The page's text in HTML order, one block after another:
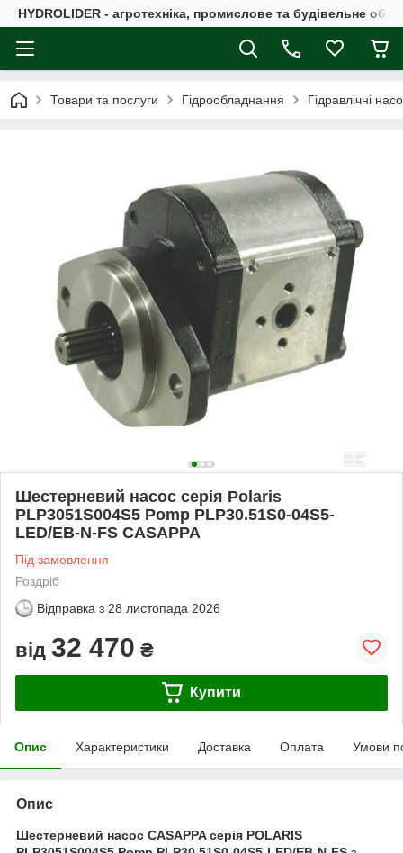
HYDROLIDER - агротехніка, промислове та будівельне
Товари та послуги Гідрообладнання Гідравлічні
Шестерневий насос серія Polaris
PLP3051S004S5 Pomp PLP30.51S0-04S5-
LED/EB-N-FS CASAPPA
Під замовлення
Роздріб
Відправка з 28 листопада 2026
від 32 470 ₴
Купити
Опис Характеристики Доставка Оплата Умови
Опис
Шестерневий насос CASAPPA серія POLARIS